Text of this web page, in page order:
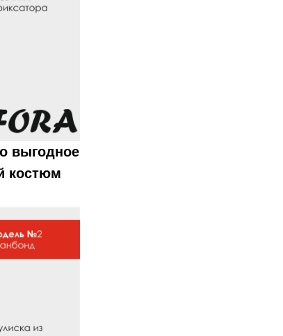
выгодное
костюм